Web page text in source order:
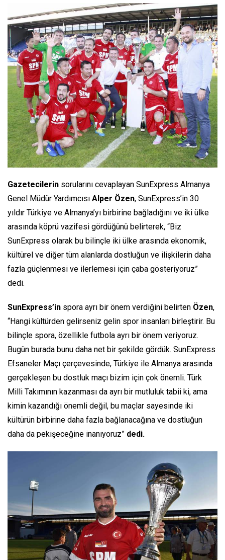
Gazetecilerin sorularını cevaplayan SunExpress Almanya
Genel Müdür Yardımcısı Alper Özen, SunExpress’in 30
yıldır Türkiye ve Almanya’yı birbirine bağladığını ve iki ülke
arasında köprü vazifesi gördüğünü belirterek, “Biz
SunExpress olarak bu bilinçle iki ülke arasında ekonomik,
kültürel ve diğer tüm alanlarda dostluğun ve ilişkilerin daha
fazla güçlenmesi ve ilerlemesi için çaba gösteriyoruz”
dedi.
SunExpress’in spora ayrı bir önem verdiğini belirten Özen,
“Hangi kültürden gelirseniz gelin spor insanları birleştirir. Bu
bilinçle spora, özellikle futbola ayrı bir önem veriyoruz.
Bugün burada bunu daha net bir şekilde gördük. SunExpress
Efsaneler Maçı çerçevesinde, Türkiye ile Almanya arasında
gerçekleşen bu dostluk maçı bizim için çok önemli. Türk
Milli Takımının kazanması da ayrı bir mutluluk tabii ki, ama
kimin kazandığı önemli değil, bu maçlar sayesinde iki
kültürün birbirine daha fazla bağlanacağına ve dostluğun
daha da pekişeceğine inanıyoruz” dedi.